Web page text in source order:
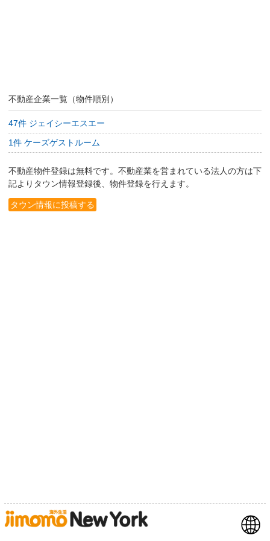
不動産企業一覧（物件順別）
47件 ジェイシーエスエー
1件 ケーズゲストルーム
不動産物件登録は無料です。不動産業を営まれている法人の方は下
記よりタウン情報登録後、物件登録を行えます。
タウン情報に投稿する